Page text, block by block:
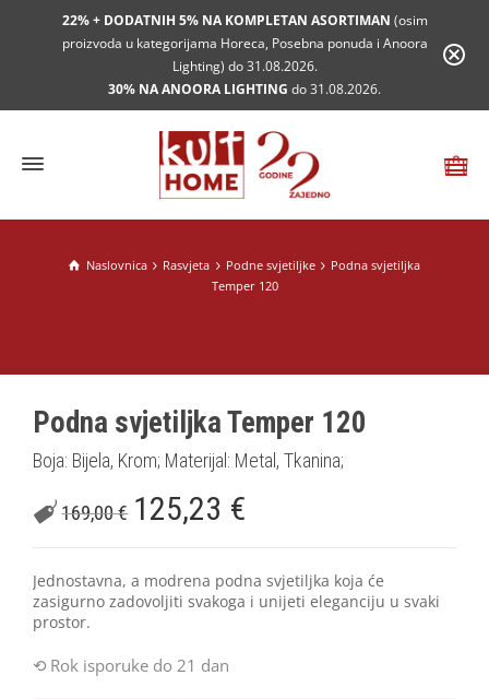
22% + DODATNIH 5% NA KOMPLETAN ASORTIMAN (osim
proizvoda u kategorijama Horeca, Posebna ponuda i Anoora
Lighting) do 31.08.2026.
30% NA ANOORA LIGHTING do 31.08.2026.
Naslovnica Rasvjeta Podne svjetiljke
Podna svjetiljka
Temper 120
Podna svjetiljka Temper 120
Boja: Bijela, Krom; Materijal: Metal, Tkanina;
169,00€ 125,23 €
Jednostavna, a modrena podna svjetiljka koja će
zasigurno zadovoljiti svakoga i unijeti eleganciju u svaki
prostor.
Rok isporuke do 21 dan